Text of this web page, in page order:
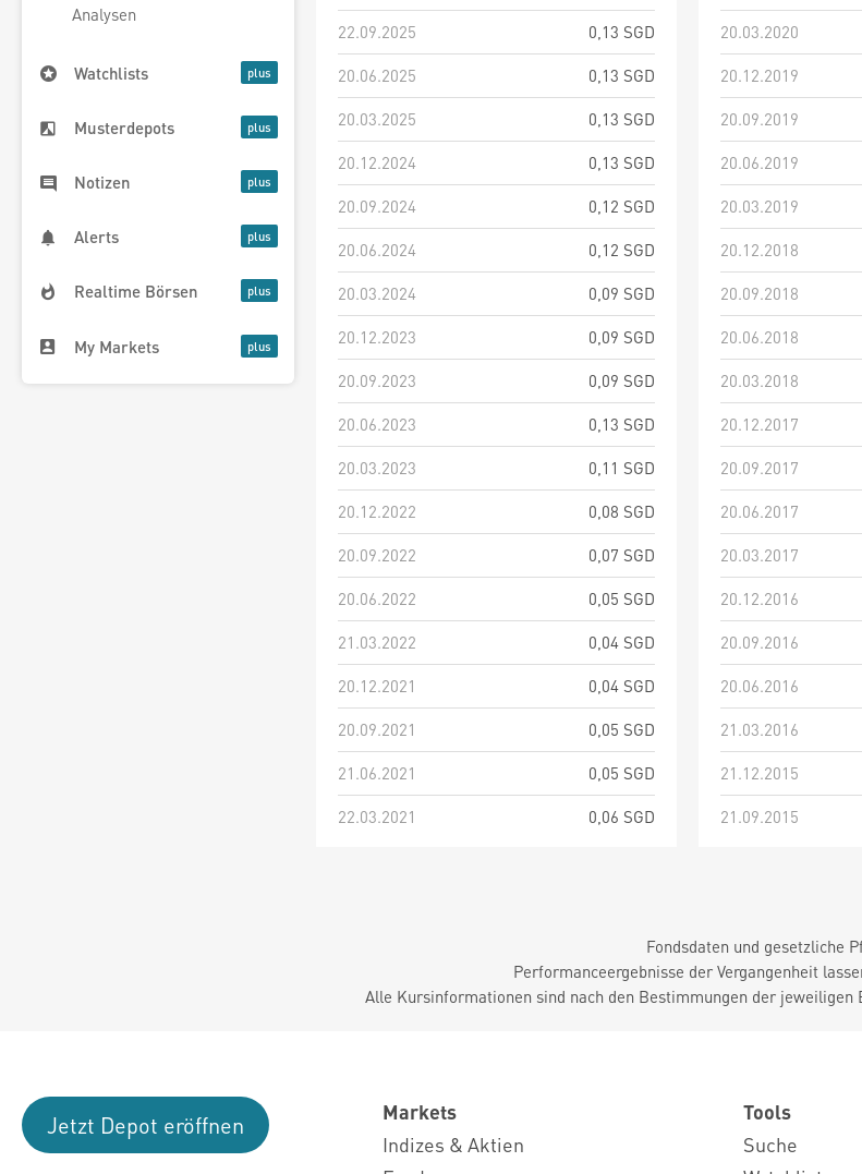
Analysen
Watchlists
Musterdepots
Notizen
Alerts
Realtime Börsen
My Markets
22.09.2025
0,13 SGD
20.06.2025
0,13 SGD
20.03.2025
0,13 SGD
20.12.2024
0,13 SGD
20.09.2024
0,12 SGD
20.06.2024
0,12 SGD
20.03.2024
0,09 SGD
20.12.2023
0,09 SGD
20.09.2023
0,09 SGD
20.06.2023
0,13 SGD
20.03.2023
0,11 SGD
20.12.2022
0,08 SGD
20.09.2022
0,07 SGD
20.06.2022
0,05 SGD
21.03.2022
0,04 SGD
20.12.2021
0,04 SGD
20.09.2021
0,05 SGD
21.06.2021
0,05 SGD
22.03.2021
0,06 SGD
20.03.2020
20.12.2019
20.09.2019
20.06.2019
20.03.2019
20.12.2018
20.09.2018
20.06.2018
20.03.2018
20.12.2017
20.09.2017
20.06.2017
20.03.2017
20.12.2016
20.09.2016
20.06.2016
21.03.2016
21.12.2015
21.09.2015
Fondsdaten und gesetzliche
Performanceergebnisse der Vergangenheit
Alle Kursinformationen sind nach den Bestimmungen der jeweiligen
Jetzt Depot eröffnen
Markets
Indizes & Aktien
Tools
Suche